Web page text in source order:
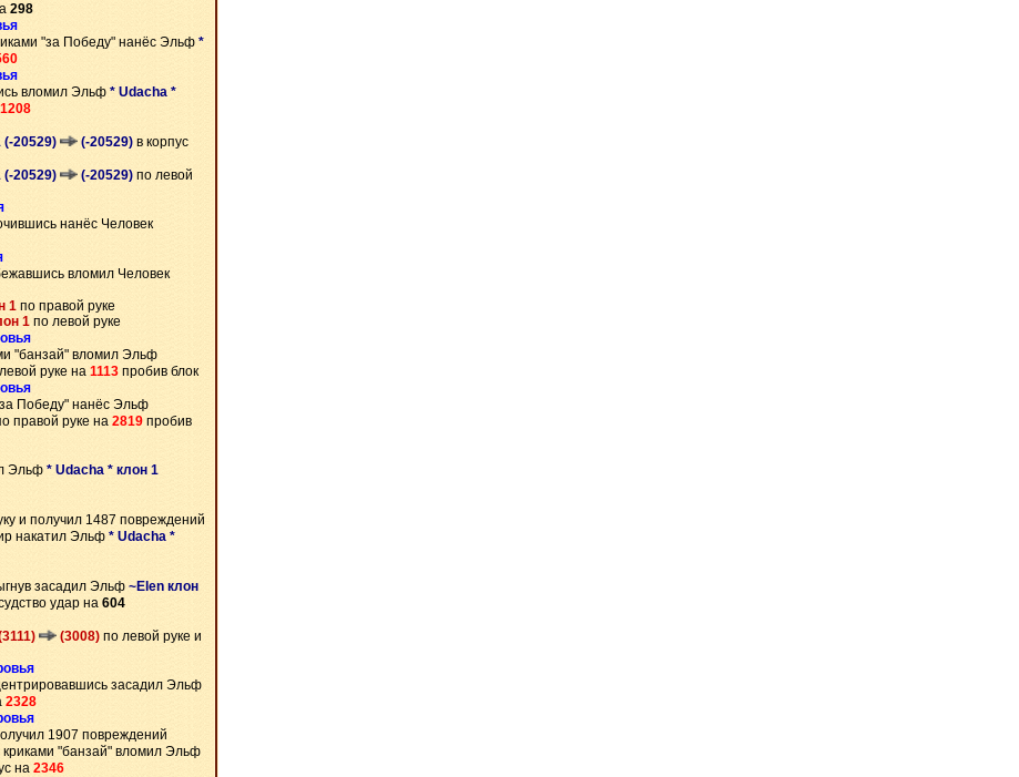
298
"за Победу" нанёс Эльф *
вломил Эльф * Udacha *
1208
(-20529) (-20529) в корпус
(-20529) (-20529) по левой
нанёс Человек
вломил Человек
1 по правой руке
1 по левой руке
"банзай" вломил Эльф
руке на 1113 пробив блок
Победу" нанёс Эльф
правой руке на 2819 пробив
Эльф * Udacha * клон 1
и получил 1487 повреждений
накатил Эльф * Udacha *
засадил Эльф ~Elen клон
удар на 604
(3008) по левой руке и
засадил Эльф
2328
1907 повреждений
криками "банзай" вломил Эльф
на 2346